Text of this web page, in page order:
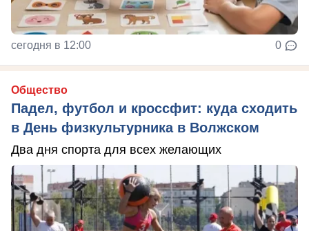
сегодня в 12:00 0
Общество
Падел, футбол и кроссфит: куда сходить
в День физкультурника в Волжском
Два дня спорта для всех желающих